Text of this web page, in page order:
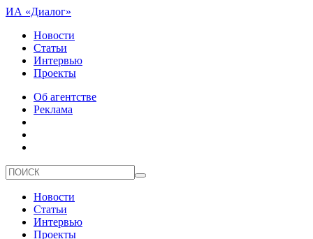
ИА «Диалог»
Новости
Статьи
Интервью
Проекты
Об агентстве
Реклама
Новости
Статьи
Интервью
Проекты